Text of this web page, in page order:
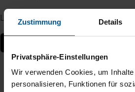
Zustimmung Details
Privatsphäre-Einstellungen
Wir verwenden Cookies, um
personalisieren, Funktionen für
Laden Sie die App kostenlos herunter: